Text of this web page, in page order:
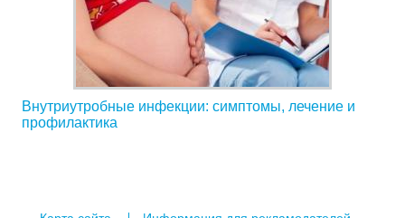
Внутриутробные инфекции: симптомы, лечение и
профилактика